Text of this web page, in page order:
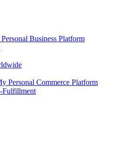
Business Platform
Personal Commerce Platform
Fulfillment